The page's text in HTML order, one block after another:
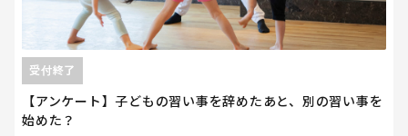
【アンケート】子どもの習い事を辞めたあと、別の習い事を
始めた？
受付終了